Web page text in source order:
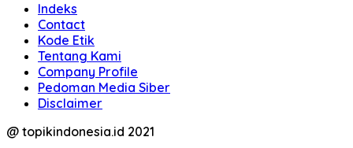
Indeks
Contact
Kode Etik
Tentang Kami
Company Profile
Pedoman Media Siber
Disclaimer
@ topikindonesia.id 2021